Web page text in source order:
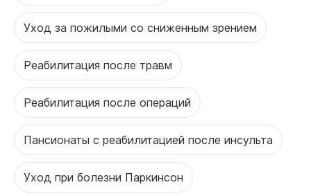
Уход за пожилыми со сниженным зрением
Реабилитация после травм
Реабилитация после операций
Пансионаты с реабилитацией после инсульта
Уход при болезни Паркинсон